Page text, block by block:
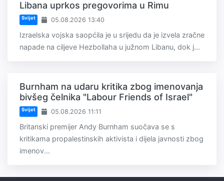
Libana uprkos pregovorima u Rimu
Svijet 05.08.2026 13:40
Izraelska vojska saopćila je u srijedu da je izvela zračne
napade na ciljeve Hezbollaha u južnom Libanu, dok j...
Burnham na udaru kritika zbog imenovanja
bivšeg čelnika "Labour Friends of Israel"
Svijet 05.08.2026 11:11
Britanski premijer Andy Burnham suočava se s
kritikama propalestinskih aktivista i dijela javnosti zbog
imenov...